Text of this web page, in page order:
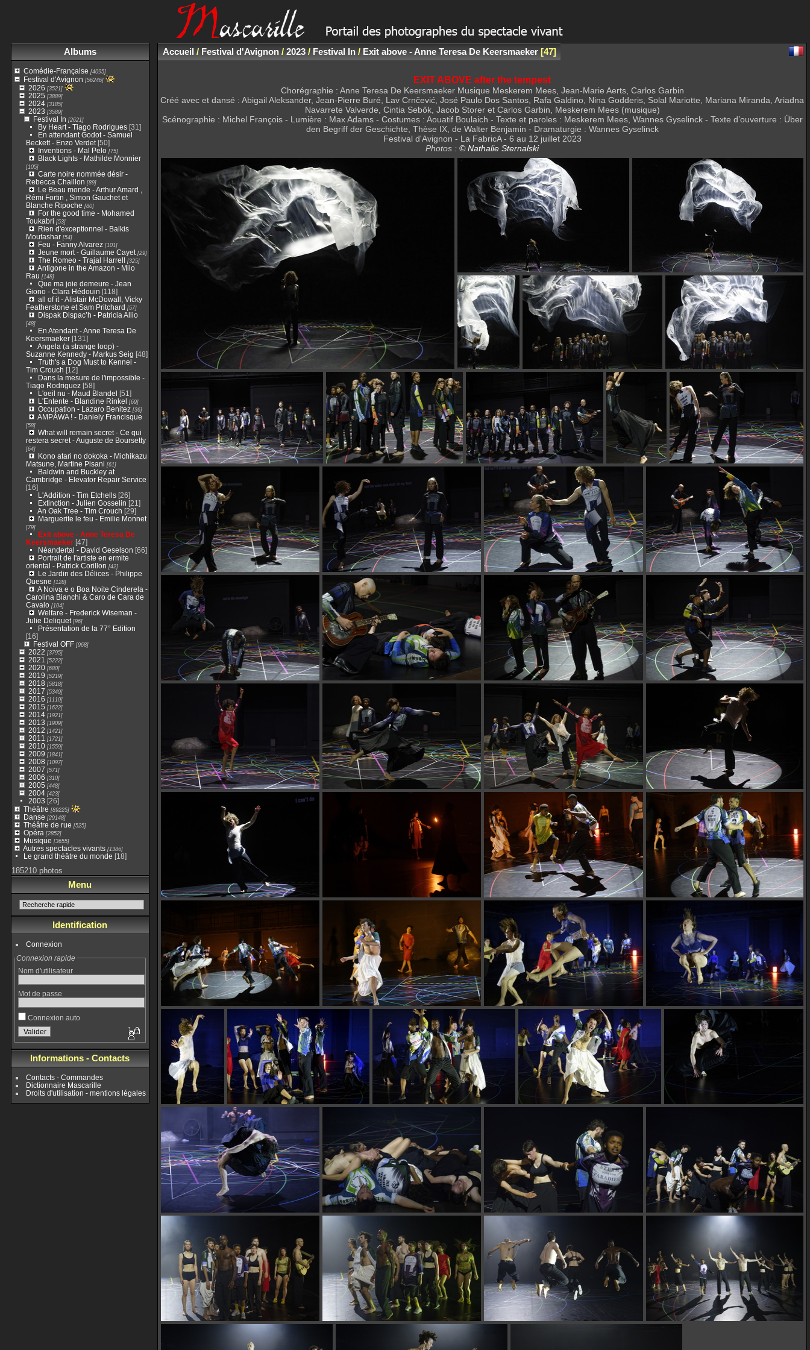
Albums
Comédie-Française [4095]
Festival d'Avignon [56246]
2026 [3521]
2025 [3889]
2024[3185]
2023 [3589]
Festival In [2621]
By Heart - Tiago Rodrigues[31]
En attendant Godot - Samuel
Beckett - Enzo Verdet[50]
Inventions - Mal Pelo [75]
Black Lights - Mathilde Monnier
[105]
Carte noire nommée désir -
Rebecca Chaillon [89]
Le Beau monde - Arthur Amard ,
Rémi Fortin , Simon Gauchet et
Blanche Ripoche [80]
For the good time - Mohamed
Toukabri [53]
Rien d'exceptionnel - Balkis
Moutashar [54]
Feu - Fanny Alvarez [101]
Jeune mort - Guillaume Cayet[29]
The Romeo - Trajal Harrell [325]
Antigone in the Amazon - Milo
Rau [148]
Que ma joie demeure - Jean
Giono - Clara Hédouin [118]
all of it - Alistair McDowall, Vicky
Featherstone et Sam Pritchard [57]
Dispak Dispac’h - Patricia Allio
[48]
En Atendant - Anne Teresa De
Keersmaeker[131]
Angela (a strange loop) -
Suzanne Kennedy - Markus Seig [48]
Truth's a Dog Must to Kennel -
Tim Crouch [12]
Dans la mesure de l'impossible -
Tiago Rodriguez[58]
L'oeil nu - Maud Blandel [51]
L'Entente - Blandine Rinkel [69]
Occupation - Lazaro Benitez [36]
AMPĀWA ! - Daniely Francisque
[58]
What will remain secret - Ce qui
restera secret - Auguste de Boursetty
[64]
Kono atari no dokoka - Michikazu
Matsune, Martine Pisani [61]
Baldwin and Buckley at
Cambridge - Elevator Repair Service
[16]
L'Addition - Tim Etchells[26]
Extinction - Julien Gosselin [21]
An Oak Tree - Tim Crouch [29]
Marguerite le feu - Emilie Monnet
[79]
Exit above - Anne Teresa De
Keersmaeker[47]
Néandertal - David Geselson [66]
Portrait de l'artiste en ermite
oriental - Patrick Corillon [42]
Le Jardin des Délices - Philippe
Quesne [128]
A Noiva e o Boa Noite Cinderela -
Carolina Bianchi & Caro de Cara de
Cavalo[104]
Welfare - Frederick Wiseman -
Julie Deliquet[96]
Présentation de la 77° Edition
[16]
Festival OFF[968]
2022 [3795]
2021 [5222]
2020[680]
2019 [5219]
2018 [5818]
2017 [5349]
2016 [1110]
2015 [1622]
2014[1921]
2013 [1909]
2012 [1421]
2011 [1721]
2010[1559]
2009 [1841]
2008 [1097]
2007 [571]
2006 [310]
2005 [448]
2004[423]
2003 [26]
Théâtre [89225]
Danse [29148]
Théâtre de rue [525]
Opéra [2852]
Musique [3655]
Autres spectacles vivants[1386]
Le grand théâtre du monde [18]
185210 photos
Menu
Identification
Connexion
Connexion rapide
Nom d'utilisateur
Mot de passe
Connexion auto
Informations - Contacts
Contacts - Commandes
Dictionnaire Mascarille
Droits d'utilisation - mentions légales
Accueil/ Festival d'Avignon/ 2023/ Festival In/ Exit above - Anne Teresa De Keersmaeker 47
EXIT ABOVE after the tempest
Chorégraphie : Anne Teresa De Keersmaeker Musique Meskerem Mees, Jean-Marie Aerts, Carlos Garbin
Créé avec et dansé : Abigail Aleksander, Jean-Pierre Buré, Lav Crnčević, José Paulo Dos Santos, Rafa Galdino, Nina Godderis, Solal Mariotte, Mariana Miranda, Ariadna
Navarrete Valverde, Cintia Sebők, Jacob Storer et Carlos Garbin, Meskerem Mees (musique)
Scénographie : Michel François - Lumière : Max Adams - Costumes : Aouatif Boulaich - Texte et paroles : Meskerem Mees, Wannes Gyselinck - Texte d’ouverture : Über
den Begriff der Geschichte, Thèse IX, de Walter Benjamin - Dramaturgie : Wannes Gyselinck
Festival d'Avignon - La FabricA - 6 au 12 juillet 2023
Photos : © Nathalie Sternalski